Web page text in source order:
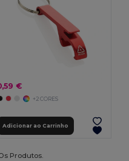
€
+2 CORES
Adicionar ao Carrinho
Produtos.